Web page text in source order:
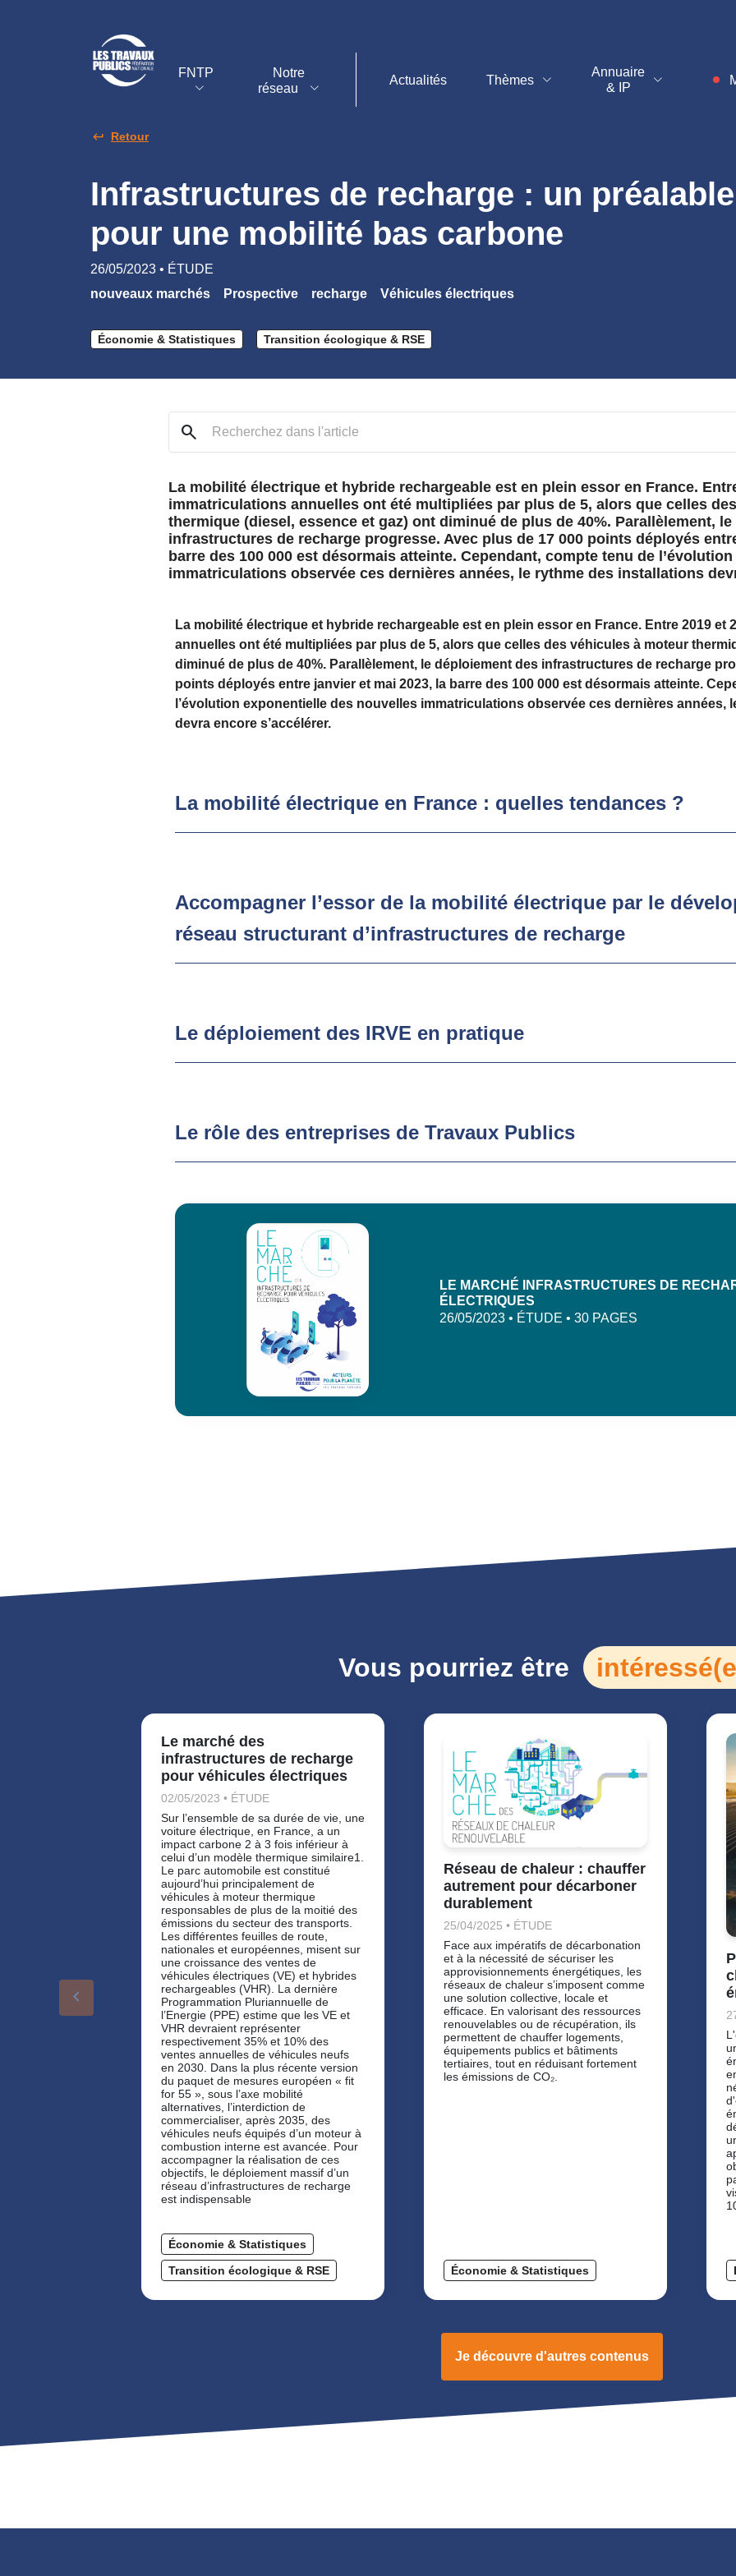
FNTP
Notre
réseau
Actualités Thèmes
Annuaire
& IP
Retour
Infrastructures de recharge : un
pour une mobilité bas carbone
26/05/2023 • ÉTUDE
nouveaux marchés
Prospective recharge Véhicules électriques
Économie & Statistiques Transition écologique & RSE
search
La mobilité électrique et hybride rechargeable est en plein essor en France.
immatriculations annuelles ont été multipliées par plus de 5, alors que celles
thermique (diesel, essence et gaz) ont diminué de plus de 40%. Parallèlement,
infrastructures de recharge progresse. Avec plus de 17 000 points déployés
barre des 100 000 est désormais atteinte. Cependant, compte tenu de
immatriculations observée ces dernières années, le rythme des installations
La mobilité électrique et hybride rechargeable est en plein essor en France. Entre 2019 et
annuelles ont été multipliées par plus de 5, alors que celles des véhicules à moteur
diminué de plus de 40%. Parallèlement, le déploiement des infrastructures de recharge
points déployés entre janvier et mai 2023, la barre des 100 000 est désormais atteinte.
l’évolution exponentielle des nouvelles immatriculations observée ces dernières années,
devra encore s’accélérer.
La mobilité électrique en France : quelles tendances ?
Accompagner l’essor de la mobilité électrique par le
réseau structurant d’infrastructures de recharge
Le déploiement des IRVE en pratique
Le rôle des entreprises de Travaux Publics
LE MARCHÉ INFRASTRUCTURES DE
ÉLECTRIQUES
26/05/2023 • ÉTUDE • 30 PAGES
Vous pourriez être
keyboard_arrow_left
Le marché des
infrastructures de recharge
pour véhicules électriques
02/05/2023 • ÉTUDE
Sur l’ensemble de sa durée de vie, une
voiture électrique, en France, a un
impact carbone 2 à 3 fois inférieur à
celui d’un modèle thermique similaire1.
Le parc automobile est constitué
aujourd’hui principalement de
véhicules à moteur thermique
responsables de plus de la moitié des
émissions du secteur des transports.
Les différentes feuilles de route,
nationales et européennes, misent sur
une croissance des ventes de
véhicules électriques (VE) et hybrides
rechargeables (VHR). La dernière
Programmation Pluriannuelle de
l’Energie (PPE) estime que les VE et
VHR devraient représenter
respectivement 35% et 10% des
ventes annuelles de véhicules neufs
en 2030. Dans la plus récente version
du paquet de mesures européen « fit
for 55 », sous l’axe mobilité
alternatives, l’interdiction de
commercialiser, après 2035, des
véhicules neufs équipés d’un moteur à
combustion interne est avancée. Pour
accompagner la réalisation de ces
objectifs, le déploiement massif d’un
réseau d’infrastructures de recharge
est indispensable
Économie & Statistiques
Transition écologique & RSE
Réseau de chaleur : chauffer
autrement pour décarboner
durablement
25/04/2025 • ÉTUDE
Face aux impératifs de décarbonation
et à la nécessité de sécuriser les
approvisionnements énergétiques, les
réseaux de chaleur s’imposent comme
une solution collective, locale et
efficace. En valorisant des ressources
renouvelables ou de récupération, ils
permettent de chauffer logements,
équipements publics et bâtiments
tertiaires, tout en réduisant fortement
les émissions de CO₂.
Économie & Statistiques
Je découvre d'autres contenus